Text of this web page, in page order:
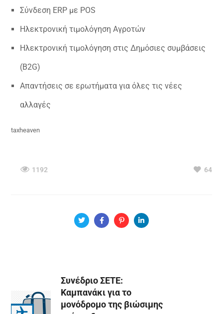
Σύνδεση ERP με POS
Ηλεκτρονική τιμολόγηση Αγροτών
Ηλεκτρονική τιμολόγηση στις Δημόσιες συμβάσεις
(B2G)
Απαντήσεις σε ερωτήματα για όλες τις νέες
αλλαγές
taxheaven
1192 64
Συνέδριο ΣΕΤΕ:
Καμπανάκι για το
μονόδρομο της βιώσιμης